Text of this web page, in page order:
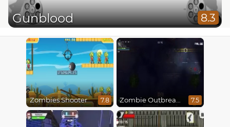
Gunblood 8.3
Zombies Shooter 7.8 Zombie Outbreak Arena 7.5